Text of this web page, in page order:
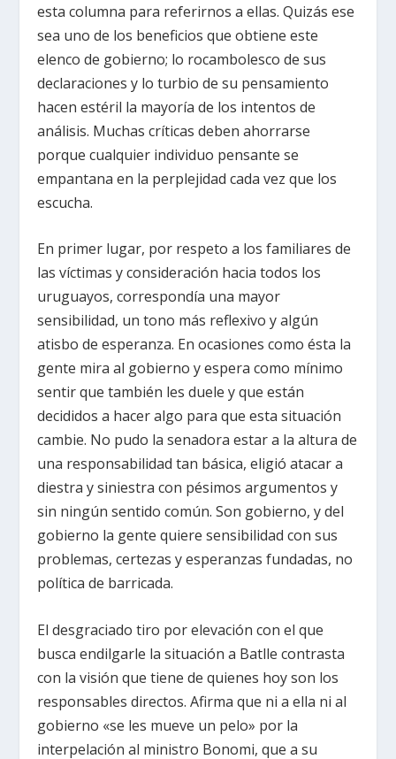
esta columna para referirnos a ellas. Quizás ese
sea uno de los beneficios que obtiene este
elenco de gobierno; lo rocambolesco de sus
declaraciones y lo turbio de su pensamiento
hacen estéril la mayoría de los intentos de
análisis. Muchas críticas deben ahorrarse
porque cualquier individuo pensante se
empantana en la perplejidad cada vez que los
escucha.
En primer lugar, por respeto a los familiares de
las víctimas y consideración hacia todos los
uruguayos, correspondía una mayor
sensibilidad, un tono más reflexivo y algún
atisbo de esperanza. En ocasiones como ésta la
gente mira al gobierno y espera como mínimo
sentir que también les duele y que están
decididos a hacer algo para que esta situación
cambie. No pudo la senadora estar a la altura de
una responsabilidad tan básica, eligió atacar a
diestra y siniestra con pésimos argumentos y
sin ningún sentido común. Son gobierno, y del
gobierno la gente quiere sensibilidad con sus
problemas, certezas y esperanzas fundadas, no
política de barricada.
El desgraciado tiro por elevación con el que
busca endilgarle la situación a Batlle contrasta
con la visión que tiene de quienes hoy son los
responsables directos. Afirma que ni a ella ni al
gobierno «se les mueve un pelo» por la
interpelación al ministro Bonomi, que a su